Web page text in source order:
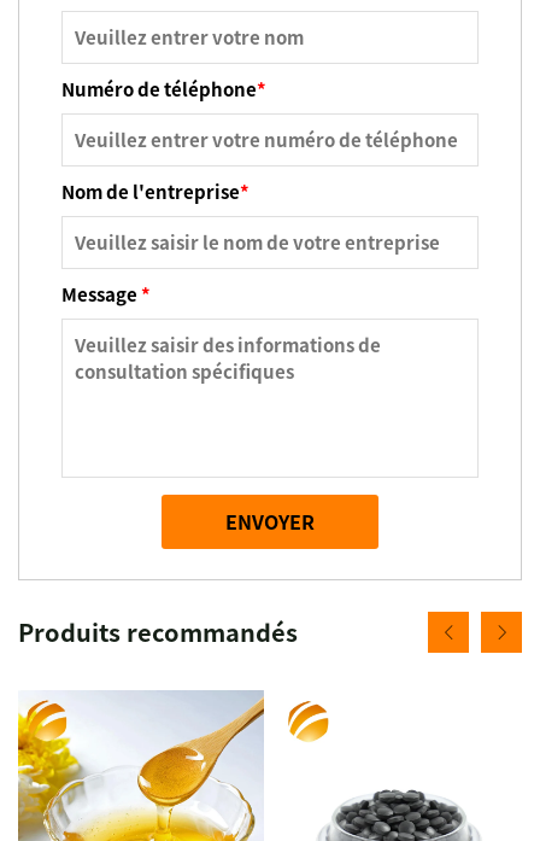
Numéro de téléphone*
Nom de l'entreprise*
Message*
ENVOYER
Produits recommandés